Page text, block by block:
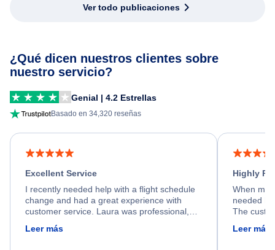
Ver todo publicaciones
¿Qué dicen nuestros clientes sobre
nuestro servicio?
Genial | 4.2 Estrellas
Basado en 34,320 reseñas
Excellent Service
I recently needed help with a flight schedule
change and had a great experience with
customer service. Laura was professional,
friendly, and very helpful throughout the
process. She quickly found a solution and
Leer más
Highly
When my
needed
The
calm,
Leer más